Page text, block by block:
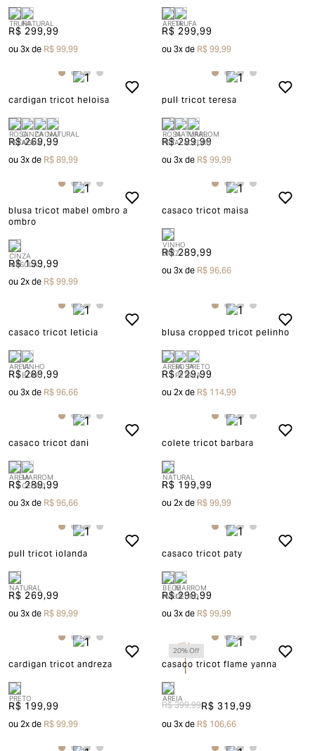
R$ 299,99
ou3x deR$ 99,99
R$ 299,99
ou3x deR$ 99,99
cardigan tricot heloisa
R$ 269,99
ou3x deR$ 89,99
pull tricot teresa
R$ 299,99
ou3x deR$ 99,99
blusa tricot mabel ombro a
ombro
R$ 199,99
ou2x deR$ 99,99
casaco tricot maisa
R$ 289,99
ou3x deR$ 96,66
casaco tricot leticia
R$ 289,99
ou3x deR$ 96,66
blusa cropped tricot pelinho
R$ 229,99
ou2x deR$ 114,99
casaco tricot dani
R$ 289,99
ou3x deR$ 96,66
colete tricot barbara
R$ 199,99
ou2x deR$ 99,99
pull tricot iolanda
R$ 269,99
ou3x deR$ 89,99
casaco tricot paty
R$ 299,99
ou3x deR$ 99,99
cardigan tricot andreza
R$ 199,99
ou2x deR$ 99,99
casaco tricot flame yanna
R$ 399,99
20% Off
R$ 319,99
ou3x deR$ 106,66